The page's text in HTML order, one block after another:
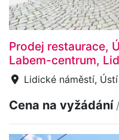
Prodej restaurace,
Labem-centrum,
Lidické náměstí,
Cena na vyžádání